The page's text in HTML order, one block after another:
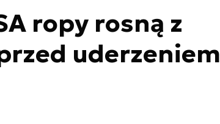
ropy rosną z
uderzeniem